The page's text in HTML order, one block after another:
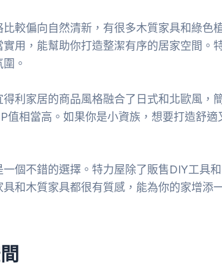
較偏向自然清新，有很多木質家具和綠色
用，能幫助你打造整潔有序的居家空間。
。
利家居的商品風格融合了日式和北歐風，
值相當高。如果你是小資族，想要打造舒適
一個不錯的選擇。特力屋除了販售DIY工具和
和木質家具都很有質感，能為你的家增添